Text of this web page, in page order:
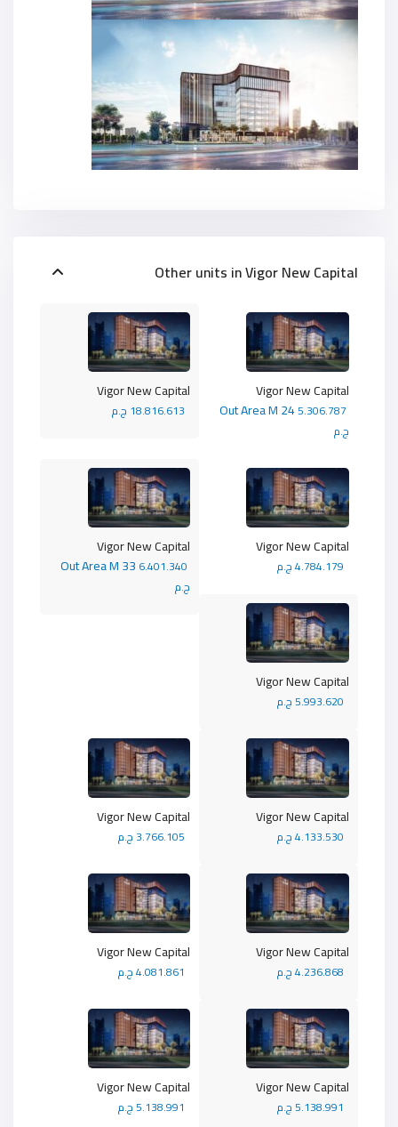
Other units inVigor New Capital
Vigor New Capital
Vigor New Capital
5.306.787
ج.م
Vigor New Capital
6.401.340
ج.م
Vigor New Capital
Vigor New Capital
Vigor New Capital Vigor New Capital
Vigor New Capital Vigor New Capital
Vigor New Capital Vigor New Capital